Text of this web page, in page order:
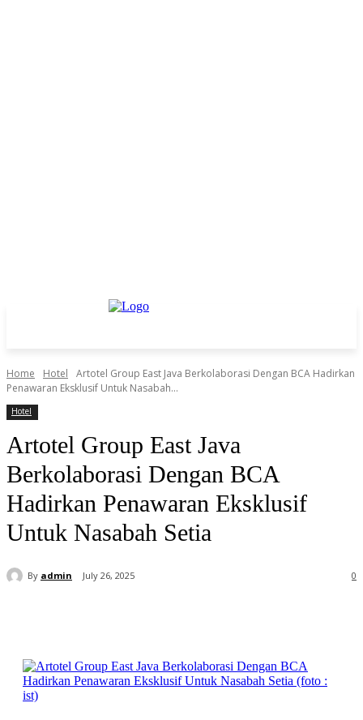
Home Hotel
Artotel Group East Java Berkolaborasi Dengan BCA Hadirkan
Penawaran Eksklusif Untuk Nasabah...
Hotel
Artotel Group East Java
Berkolaborasi Dengan BCA
Hadirkan Penawaran Eksklusif
Untuk Nasabah Setia
By admin July 26, 2025 0